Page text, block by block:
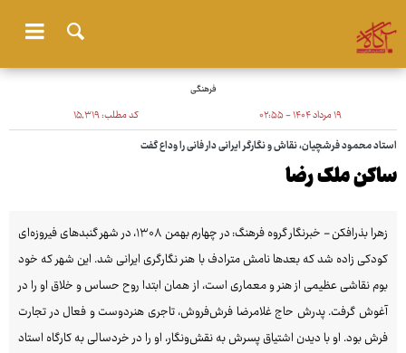
فرهنگی
۱۹ مرداد ۱۴۰۴ - ۰۲:۵۵ کد مطلب:۱۵٬۳۱۹
استاد محمود فرشچیان، نقاش و نگارگر ایرانی دار فانی را وداع گفت
ساکن ملک رضا
زهرا بذرافکن - خبرنگار گروه فرهنگ: در چهارم بهمن ۱۳۰۸، در شهر گنبدهای فیروزه‌ای
کودکی زاده شد که بعدها نامش مترادف با هنر نگارگری ایرانی شد. این شهر که خود
بوم نقاشی عظیمی از هنر و معماری است، از همان ابتدا روح حساس و خلاق او را در
آغوش گرفت. پدرش حاج غلامرضا فرش‌فروش، تاجری هنردوست و فعال در تجارت
فرش بود. او با دیدن اشتیاق پسرش به نقش‌ونگار، او را در خردسالی به کارگاه استاد